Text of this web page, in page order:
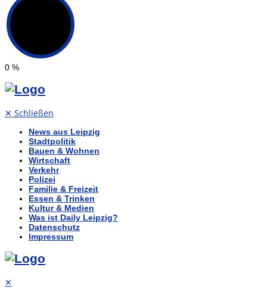
0 %
✕ Schließen
News aus Leipzig
Stadtpolitik
Bauen & Wohnen
Wirtschaft
Verkehr
Polizei
Familie & Freizeit
Essen & Trinken
Kultur & Medien
Was ist Daily Leipzig?
Datenschutz
Impressum
✕